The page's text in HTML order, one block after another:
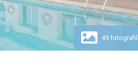
49 fotografií